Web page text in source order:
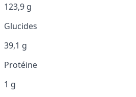
123,9 g
Glucides
39,1 g
Protéine
1 g